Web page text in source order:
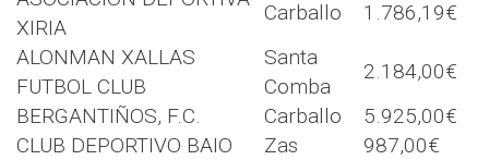
XIRIA
Carballo
1.786,19€
ALONMAN XALLAS
FUTBOL CLUB
Santa
Comba
2.184,00€
BERGANTIÑOS, F.C.
Carballo
5.925,00€
CLUB DEPORTIVO BAIO
Zas
987,00€